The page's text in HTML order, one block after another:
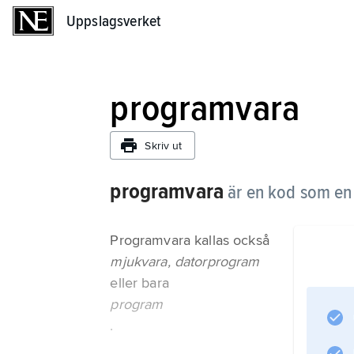
Uppslagsverket
programvara
Skriv ut
programvara är en kod som
Programvara kallas också
mjukvara, datorprogram
eller bara
program
.